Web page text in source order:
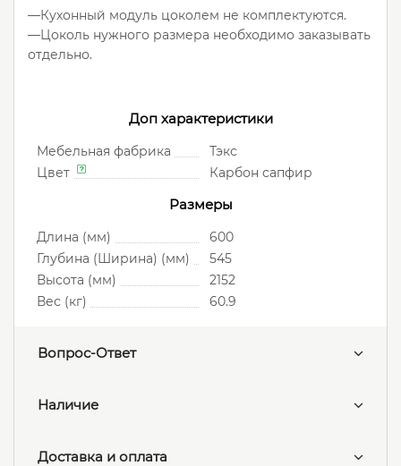
—Кухонный модуль цоколем не комплектуются.
—Цоколь нужного размера необходимо заказывать
отдельно.
Доп характеристики
Мебельная фабрика
Тэкс
Цвет
Карбон сапфир
Размеры
Длина (мм)
600
Глубина (Ширина) (мм)
545
Высота (мм)
2152
Вес (кг)
60.9
Вопрос-Ответ
Наличие
Доставка и оплата